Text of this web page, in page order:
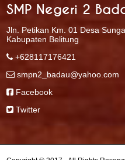
SMP Negeri 2
Jln. Petikan Km. 01 Desa
Kabupaten Belitung
+628117176421
smpn2_badau@yahoo.com
Facebook
Twitter